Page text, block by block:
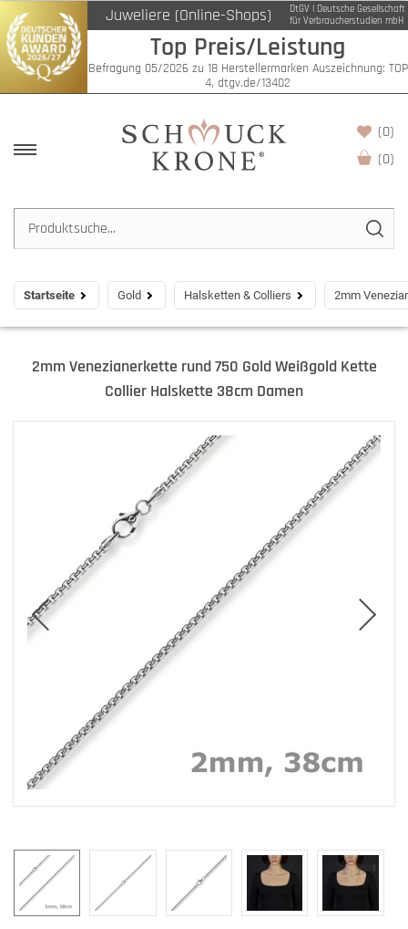
Juweliere (Online-Shops)
DtGV | Deutsche Gesellschaft
für Verbraucherstudien mbH
Top Preis/Leistung
Befragung 05/2026 zu 18 Herstellermarken Auszeichnung: TOP
4, dtgv.de/13402
(0)
(0)
Startseite Gold Halsketten & Colliers 2mm
2mm Venezianerkette rund 750 Gold Weißgold Kette
Collier Halskette 38cm Damen